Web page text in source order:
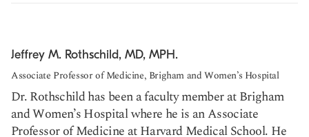
Jeffrey M. Rothschild, MD, MPH.
Associate Professor of Medicine, Brigham and Women’s Hospital
Dr. Rothschild has been a faculty member at Brigham
and Women’s Hospital where he is an Associate
Professor of Medicine at Harvard Medical School. He